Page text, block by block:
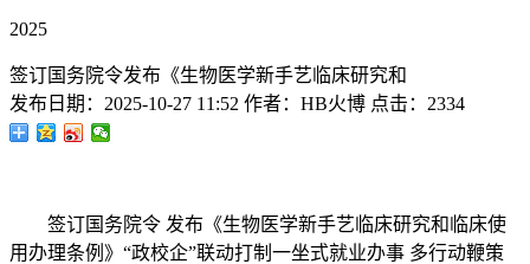
2025
签订国务院令发布《生物医学新手艺临床研究和
发布日期： 2025-10-27 11:52 作者： HB火博 点击： 2334
签订国务院令 发布《生物医学新手艺临床研究和临床使
用办理条例》“政校企”联动打制一坐式就业办事 多行动鞭策